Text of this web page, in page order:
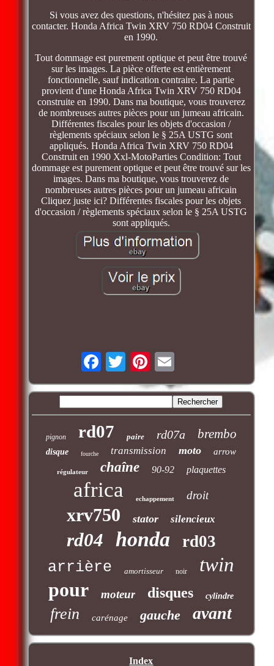
Si vous avez des questions, n'hésitez pas à nous
contacter. Honda Africa Twin XRV 750 RD04 Construit
en 1990.
Tout dommage est purement optique et peut être trouvé
sur les images. La pièce offerte est entièrement
fonctionnelle, sauf indication contraire. La partie
provient d'une Honda Africa Twin XRV 750 RD04
construite en 1990. Dans ma boutique, vous trouverez
de nombreuses autres pièces pour un jumeau africain.
Différentes fiscales pour les objets d'occasion /
règlements spéciaux selon le § 25A USTG sont
appliqués. Honda Africa Twin XRV 750 RD04
Construit en 1990 Xxl-MotoParties Condition: Tout
dommage est purement optique et peut être trouvé sur les
images. Dans ma boutique, vous trouverez de
nombreuses autres pièces pour un jumeau africain
Cliquez juste ici? Différentes fiscales pour les objets
d'occasion / règlements spéciaux selon le § 25A USTG
sont appliqués.
pignon rd07 paire rd07a brembo
disque fourche transmission moto arrow
régulateur chaîne 90-92 plaquettes
africa echappement droit
xrv750 stator silencieux
rd04 honda rd03
arrière amortisseur noir
twin
pour
moteur disques cylindre
frein carénage gauche avant
Index